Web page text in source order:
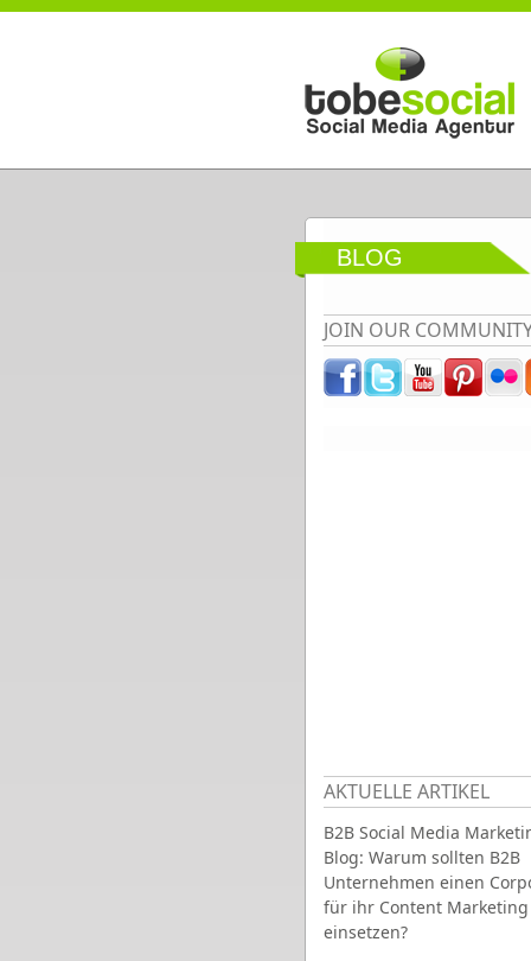
Direkt zum Inhalt
BLOG
JOIN OUR
AKTUELLE ARTIKEL
B2B Social Media
Blog: Warum sollten B2B
Unternehmen einen
für ihr Content Marketing
einsetzen?